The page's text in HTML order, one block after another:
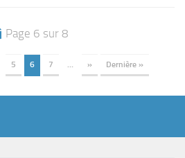
Page 6 sur 8
5 6 7 … » Dernière »